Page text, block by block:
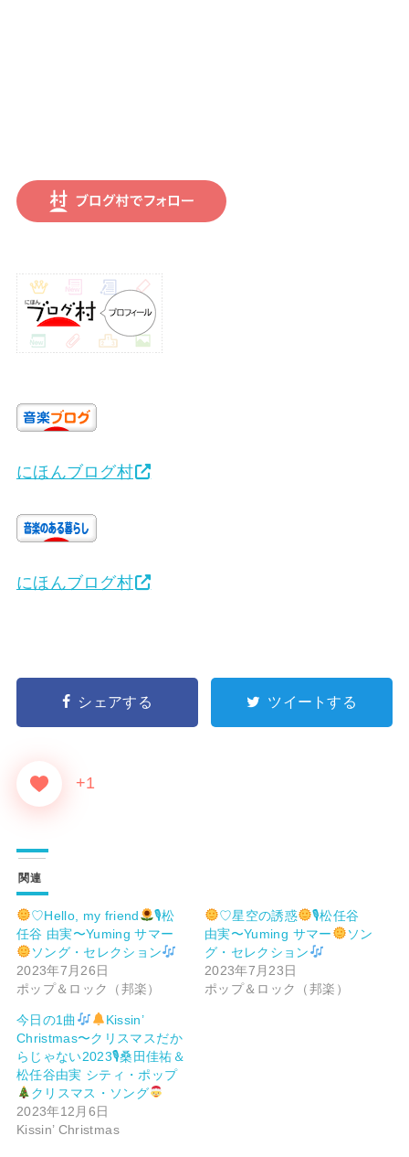
にほんブログ村
にほんブログ村
シェアする ツイートする
+1
関連
♡Hello, my friend
🎙松
任谷 由実〜Yuming サマー
ソング・セレクション
2023年7月26日
ポップ＆ロック（邦楽）
♡星空の誘惑
🎙松任谷
由実〜Yuming サマー
ソン
グ・セレクション
2023年7月23日
ポップ＆ロック（邦楽）
今日の1曲
Kissin’
Christmas〜クリスマスだか
らじゃない2023🎙桑田佳祐＆
松任谷由実 シティ・ポップ
クリスマス・ソング
2023年12月6日
Kissin’ Christmas